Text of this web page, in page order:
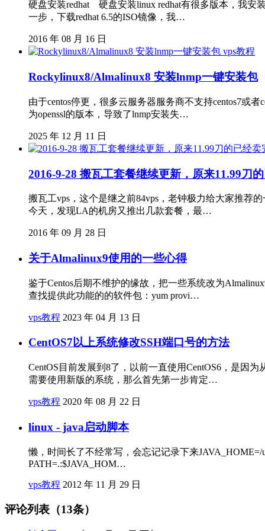
硬盘安装redhat 硬盘安装linux redhat有很多版本，我安
一步，下载redhat 6.5的ISO镜像，我…
2016 年 08 月 16 日
vps教程
Rockylinux8/Almalinux8 安装lnmp一键安装包
由于centos停更，很多云服务器服务商不支持centos7或
为openssl的版本，导致了lnmp安装失…
2025 年 12 月 11 日
2016-9-28 搬瓦工套餐继续更新，原来11.99刀
搬瓦工vps，这个是继之前84vps，老钟极力给大家推荐
今天，发现LA的机房又推出几款套餐，最…
2016 年 09 月 28 日
关于Almalinux9使用的一些心得
鉴于Centos后期不维护的缘故，把一些系统改为
查找提供此功能的的软件包：yum provi…
vps教程 2023 年 04 月 13 日
CentOS7以上系统修改SSH端口号的方法
CentOS目前发展到8了，以前一直使用CentOS6，是因
需要使用新版的系统，那么首先第一步肯定…
vps教程 2020 年 08 月 22 日
linux - java启动脚本
懒，时间长了不经常写，会忘记记录下来JAVA_HOME=/
PATH=.:$JAVA_HOM…
vps教程 2012 年 11 月 29 日
评论列表（13条）